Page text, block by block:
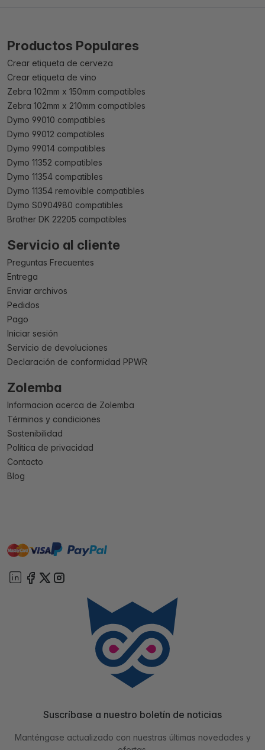
Productos Populares
Crear etiqueta de cerveza
Crear etiqueta de vino
Zebra 102mm x 150mm compatibles
Zebra 102mm x 210mm compatibles
Dymo 99010 compatibles
Dymo 99012 compatibles
Dymo 99014 compatibles
Dymo 11352 compatibles
Dymo 11354 compatibles
Dymo 11354 removible compatibles
Dymo S0904980 compatibles
Brother DK 22205 compatibles
Servicio al cliente
Preguntas Frecuentes
Entrega
Enviar archivos
Pedidos
Pago
Iniciar sesión
Servicio de devoluciones
Declaración de conformidad PPWR
Zolemba
Informacion acerca de Zolemba
Términos y condiciones
Sostenibilidad
Política de privacidad
Contacto
Blog
mastervisa paypal
Suscríbase a nuestro boletín de noticias
Manténgase actualizado con nuestras últimas novedades y